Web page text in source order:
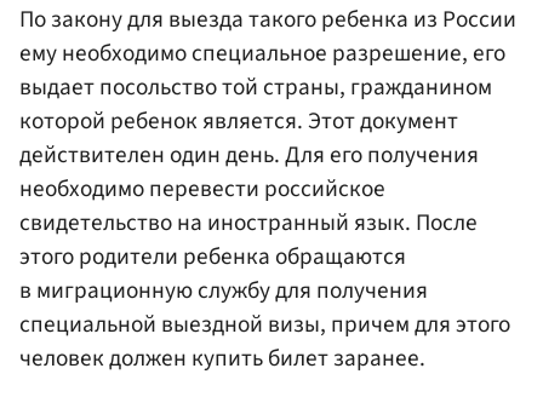
По закону для выезда такого ребенка из России
ему необходимо специальное разрешение, его
выдает посольство той страны, гражданином
которой ребенок является. Этот документ
действителен один день. Для его получения
необходимо перевести российское
свидетельство на иностранный язык. После
этого родители ребенка обращаются
в миграционную службу для получения
специальной выездной визы, причем для этого
человек должен купить билет заранее.